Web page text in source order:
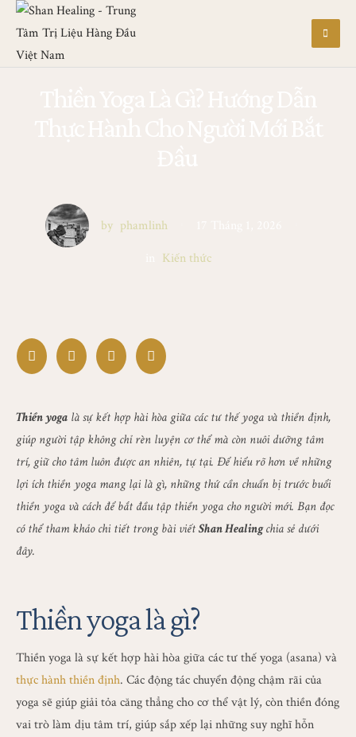
by phamlinh
Kiến thức
Thiền yoga là sự kết hợp hài hòa giữa các tư thế yoga và thiền định,
giúp người tập không chỉ rèn luyện cơ thể mà còn nuôi dưỡng tâm
trí, giữ cho tâm luôn được an nhiên, tự tại. Để hiểu rõ hơn về những
lợi ích thiền yoga mang lại là gì, những thứ cần chuẩn bị trước buổi
thiền yoga và cách để bắt đầu tập thiền yoga cho người mới. Bạn đọc
có thể tham khảo chi tiết trong bài viếtShan Healingchia sẻ dưới
đây.
Thiền yoga là gì?
Thiền yoga là sự kết hợp hài hòa giữa các tư thế yoga (asana) và
thực hành thiền định. Các động tác chuyển động chậm rãi của
yoga sẽ giúp giải tỏa căng thẳng cho cơ thể vật lý, còn thiền đóng
vai trò làm dịu tâm trí, giúp sắp xếp lại những suy nghĩ hỗn